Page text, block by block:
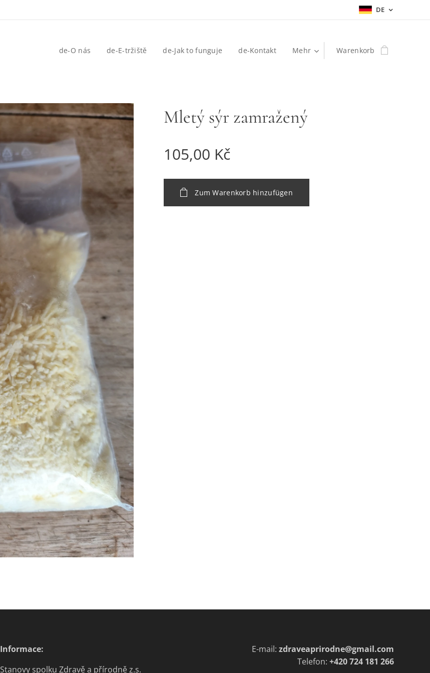
DE
de-O nás de-E-tržiště de-Jak to funguje de-Kontakt Mehr Warenkorb
Mletý sýr zamražený
105,00 Kč
Zum Warenkorb hinzufügen
Informace:
Stanovy spolku Zdravě a přírodně z.s.
E-mail: zdraveaprirodne@gmail.com
Telefon: +420 724 181 266